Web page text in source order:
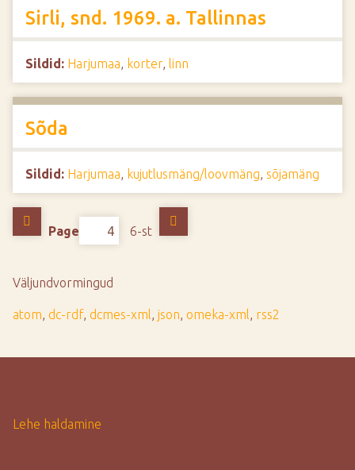
Sirli, snd. 1969. a. Tallinnas
Sildid: Harjumaa, korter, linn
Sõda
Sildid: Harjumaa, kujutlusmäng/loovmäng, sõjamäng
Page 6-st
Väljundvormingud
atom, dc-rdf, dcmes-xml, json, omeka-xml, rss2
Lehe haldamine